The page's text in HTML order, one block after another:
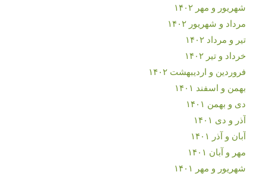
شهریور و مهر ۱۴۰۲
مرداد و شهریور ۱۴۰۲
تیر و مرداد ۱۴۰۲
خرداد و تیر ۱۴۰۲
فروردین و اردیبهشت ۱۴۰۲
بهمن و اسفند ۱۴۰۱
دی و بهمن ۱۴۰۱
آذر و دی ۱۴۰۱
آبان و آذر ۱۴۰۱
مهر و آبان ۱۴۰۱
شهریور و مهر ۱۴۰۱